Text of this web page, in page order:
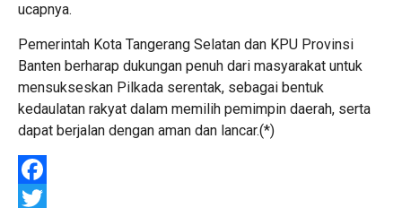
ucapnya.
Pemerintah Kota Tangerang Selatan dan KPU Provinsi
Banten berharap dukungan penuh dari masyarakat untuk
mensukseskan Pilkada serentak, sebagai bentuk
kedaulatan rakyat dalam memilih pemimpin daerah, serta
dapat berjalan dengan aman dan lancar.(*)
Facebook